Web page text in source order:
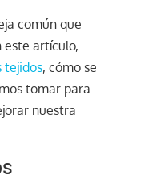
común que
este artículo,
tejidos, cómo se
tomar para
nuestra